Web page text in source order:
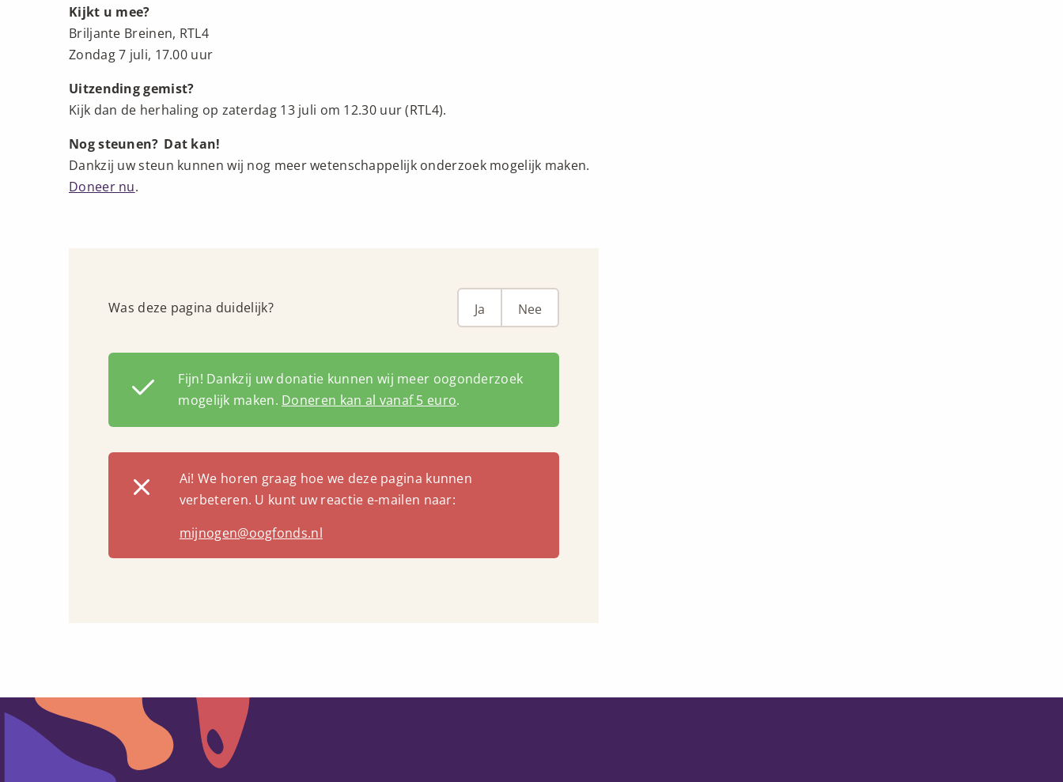
Kijkt u mee?
Briljante Breinen, RTL4
Zondag 7 juli, 17.00 uur
Uitzending gemist?
Kijk dan de herhaling op zaterdag 13 juli om 12.30 uur (RTL4).
Nog steunen? Dat kan!
Dankzij uw steun kunnen wij nog meer wetenschappelijk onderzoek mogelijk maken.
Doneer nu.
Was deze pagina duidelijk? Ja Nee
Fijn! Dankzij uw donatie kunnen wij meer oogonderzoek
mogelijk maken. Doneren kan al vanaf 5 euro.
Ai! We horen graag hoe we deze pagina kunnen
verbeteren. U kunt uw reactie e-mailen naar:
mijnogen@oogfonds.nl